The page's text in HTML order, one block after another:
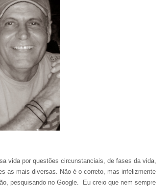
vida por questões circunstanciais, de fases da vida,
as mais diversas. Não é o correto, mas infelizmente
pesquisando no Google.
Eu creio que nem sempre